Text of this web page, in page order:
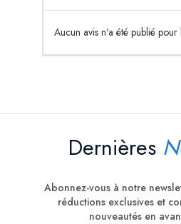
Aucun avis n'a été publié pour
Dernières
Abonnez-vous à notre
réductions exclusives et
nouveautés en